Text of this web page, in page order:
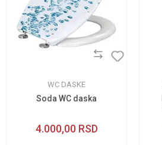
WC DASKE
Soda WC daska
4.000,00 RSD